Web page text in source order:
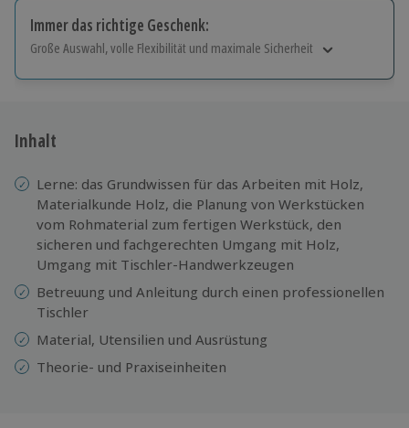
Immer das richtige Geschenk:
Große Auswahl, volle Flexibilität und maximale Sicherheit
Jeder Gutschein für alle Erlebnisse einlösbar.
Inhalt
Lerne: das Grundwissen für das Arbeiten mit Holz,
Materialkunde Holz, die Planung von Werkstücken
vom Rohmaterial zum fertigen Werkstück, den
sicheren und fachgerechten Umgang mit Holz,
Umgang mit Tischler-Handwerkzeugen
Betreuung und Anleitung durch einen professionellen
Tischler
Material, Utensilien und Ausrüstung
Theorie- und Praxiseinheiten